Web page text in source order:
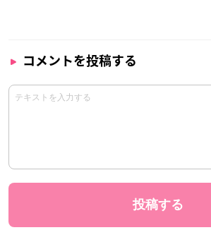
コメントを投稿する